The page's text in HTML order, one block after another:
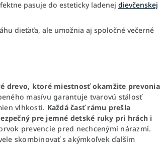
pasuje do esteticky ladenej dievčenskej
dieťaťa, ale umožnia aj spoločné večerné
drevo, ktoré miestnosť okamžite prevonia
masívu garantuje tvarovú stálosť
vlhkosti. Každá časť rámu prešla
pre jemné detské ruky pri hrách i
prevencie pred nechcenými nárazmi.
skombinovať s akýmkoľvek ďalším